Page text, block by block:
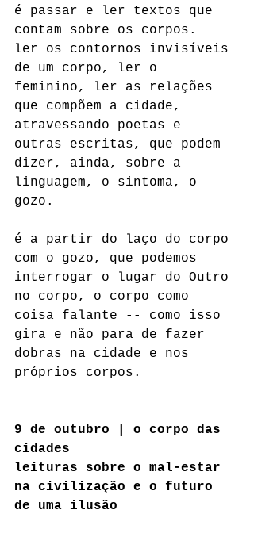
é passar e ler textos que
contam sobre os corpos.
ler os contornos invisíveis
de um corpo, ler o
feminino, ler as relações
que compõem a cidade,
atravessando poetas e
outras escritas, que podem
dizer, ainda, sobre a
linguagem, o sintoma, o
gozo.
é a partir do laço do corpo
com o gozo, que podemos
interrogar o lugar do Outro
no corpo, o corpo como
coisa falante -- como isso
gira e não para de fazer
dobras na cidade e nos
próprios corpos.
9 de outubro | o corpo das
cidades
leituras sobre o mal-estar
na civilização e o futuro
de uma ilusão